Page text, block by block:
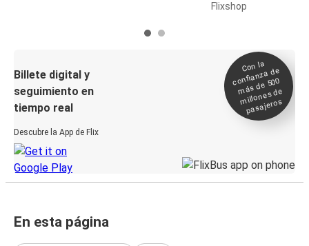
Flixshop
Billete digital y
seguimiento en
tiempo real
Descubre la App de Flix
Con la
confianza de
más de 500
millones de
pasajeros
En esta página